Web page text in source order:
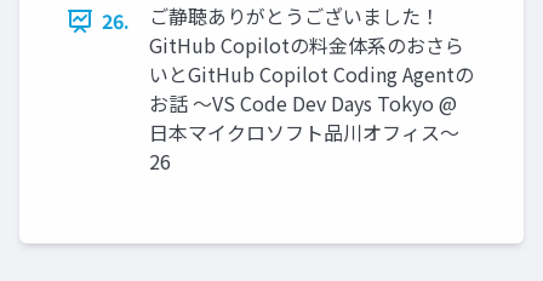
26.
ご静聴ありがとうございました！
GitHub Copilotの料金体系のおさら
いとGitHub Copilot Coding Agentの
お話 〜VS Code Dev Days Tokyo @
日本マイクロソフト品川オフィス〜
26